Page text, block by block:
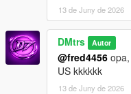
13 de Juny de 2026
DMtrs Autor
@fred4456
US kkkkkk
13 de Juny de 2026